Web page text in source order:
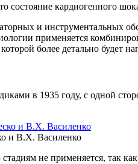
кардиогенного
и инструментальных
применяется
более детально будет
в 1935 году, с одной
и В.Х. Василенко
не применяется, так